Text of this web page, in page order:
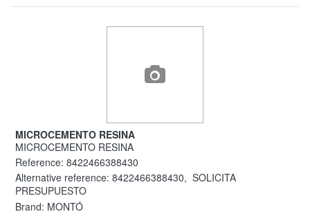
MICROCEMENTO RESINA
MICROCEMENTO RESINA
Reference: 8422466388430
Alternative reference: 8422466388430, SOLICITA
PRESUPUESTO
Brand: MONTÓ